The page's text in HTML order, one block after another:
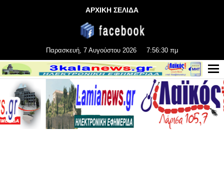
ΑΡΧΙΚΗ ΣΕΛΙΔΑ
Παρασκευή, 7 Αυγούστου 2026 7:56:30 πμ